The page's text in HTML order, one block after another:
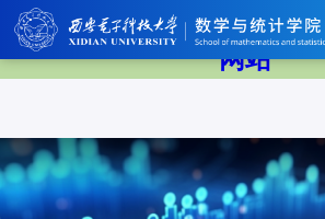
中国·BB贝博艾弗森(股份)
网站